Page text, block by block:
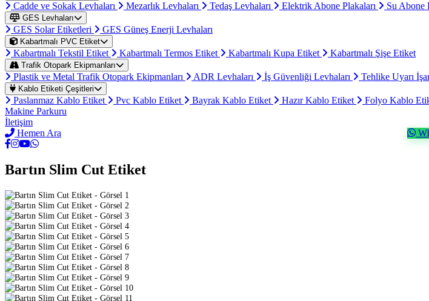
Cadde ve Sokak Levhaları Mezarlık Levhaları Tedaş Levhaları Elektrik Abone Plakaları Su Abone
GES Levhaları
GES Solar Etiketleri GES Güneş Enerji Levhaları
Kabartmalı PVC Etiket
Kabartmalı Tekstil Etiket Kabartmalı Termos Etiket Kabartmalı Kupa Etiket Kabartmalı Şişe Etiket
Trafik Otopark Ekipmanları
Plastik ve Metal Trafik Otopark Ekipmanları ADR Levhaları İş Güvenliği Levhaları Tehlike Uyarı
Kablo Etiketi Çeşitleri
Paslanmaz Kablo Etiket Pvc Kablo Etiket Bayrak Kablo Etiket Hazır Kablo Etiket Folyo Kablo
Makine Parkuru
İletişim
Hemen Ara
Bartın Slim Cut Etiket